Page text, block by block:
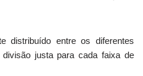
distribuído entre os diferentes
divisão justa para cada faixa de